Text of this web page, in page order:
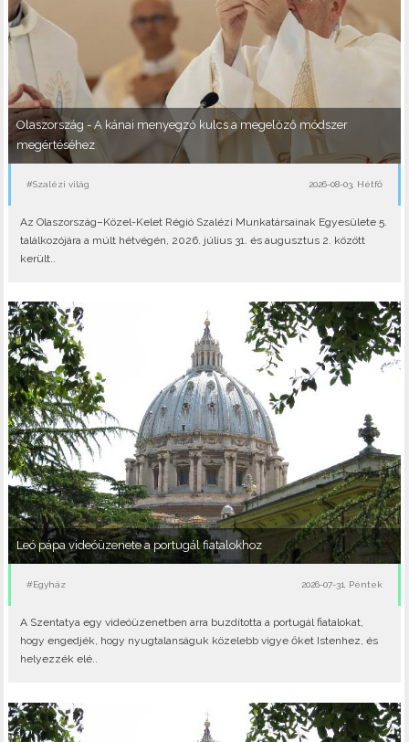
Olaszország - A kánai menyegző kulcs a megelőző módszer
megértéséhez
#Szalézi világ 2026-08-03, Hétfő
Az Olaszország–Közel-Kelet Régió Szalézi Munkatársainak Egyesülete 5.
találkozójára a múlt hétvégén, 2026. július 31. és augusztus 2. között
került..
Leó pápa videóüzenete a portugál fiatalokhoz
#Egyház 2026-07-31, Péntek
A Szentatya egy videóüzenetben arra buzdította a portugál fiatalokat,
hogy engedjék, hogy nyugtalanságuk közelebb vigye őket Istenhez, és
helyezzék elé..